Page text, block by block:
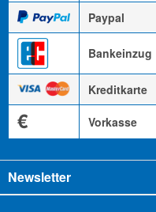
Paypal
Bankeinzug
Kreditkarte
€ Vorkasse
Newsletter